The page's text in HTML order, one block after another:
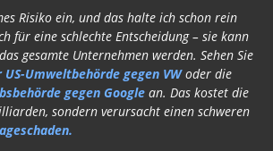
Risiko ein, und das halte ich schon rein
für eine schlechte Entscheidung – sie kann
gesamte Unternehmen werden. Sehen Sie
Umweltbehörde gegen VWoder die
gegen Google an. Das kostet die
sondern verursacht einen schweren